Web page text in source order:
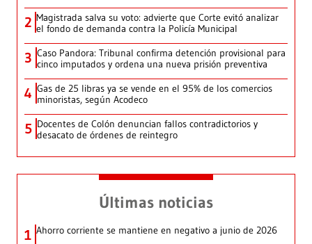
2 Magistrada salva su voto: advierte que Corte evitó analizar
el fondo de demanda contra la Policía Municipal
3 Caso Pandora: Tribunal confirma detención provisional para
cinco imputados y ordena una nueva prisión preventiva
4 Gas de 25 libras ya se vende en el 95% de los comercios
minoristas, según Acodeco
5 Docentes de Colón denuncian fallos contradictorios y
desacato de órdenes de reintegro
Últimas noticias
1 Ahorro corriente se mantiene en negativo a junio de 2026